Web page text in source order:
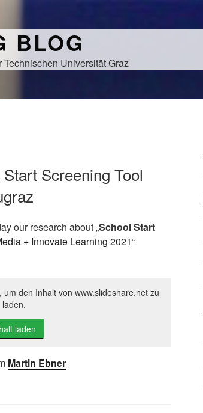
BLOG
Universität Graz
Screening Tool
our research about „School Start
+ Innovate Learning 2021“
den Inhalt von www.slideshare.net zu
laden.
laden
Martin Ebner